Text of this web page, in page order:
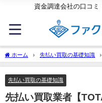
資金調達会社の口コミ
ホーム 先払い買取の基礎知識
たら驚きの結果に！
先払い買取の基礎知識
先払い買取業者【